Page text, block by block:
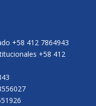
+58 412 7864943
+58 412